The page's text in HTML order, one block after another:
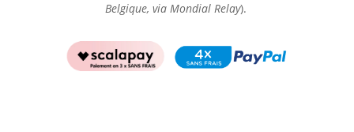
Belgique, via Mondial Relay).